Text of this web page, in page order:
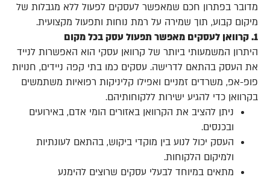
מדובר בפתרון חכם שמאפשר לעסקים לפעול ללא מגבלות של
מיקום קבוע, תוך שמירה על רמת נוחות ותפעול מקצועית.
1. קרוואן לעסקים מאפשר תפעול עסק בכל מקום
היתרון המשמעותי ביותר של קרוואן עסקי הוא האפשרות לנייד
את העסק בהתאם לדרישה. עסקים כמו בתי קפה ניידים, חנויות
פופ-אפ, משרדים זמניים ואפילו קליניקות רפואיות משתמשים
בקרוואן כדי להגיע ישירות ללקוחותיהם.
ניתן להציב את הקרוואן באזורים הומי אדם, באירועים
ובכנסים.
העסק יכול לנוע בין מוקדי ביקוש, בהתאם לעונתיות
ולמיקום הלקוחות.
מתאים במיוחד לבעלי עסקים שרוצים להימנע